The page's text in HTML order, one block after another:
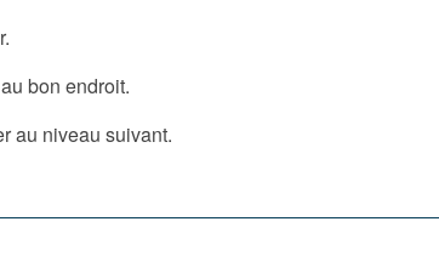
bon endroit.
au niveau suivant.